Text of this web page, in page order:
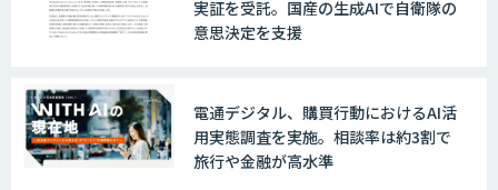
実証を受託。国産の生成AIで自衛隊の
意思決定を支援
電通デジタル、購買行動におけるAI活
用実態調査を実施。相談率は約3割で
旅行や金融が高水準